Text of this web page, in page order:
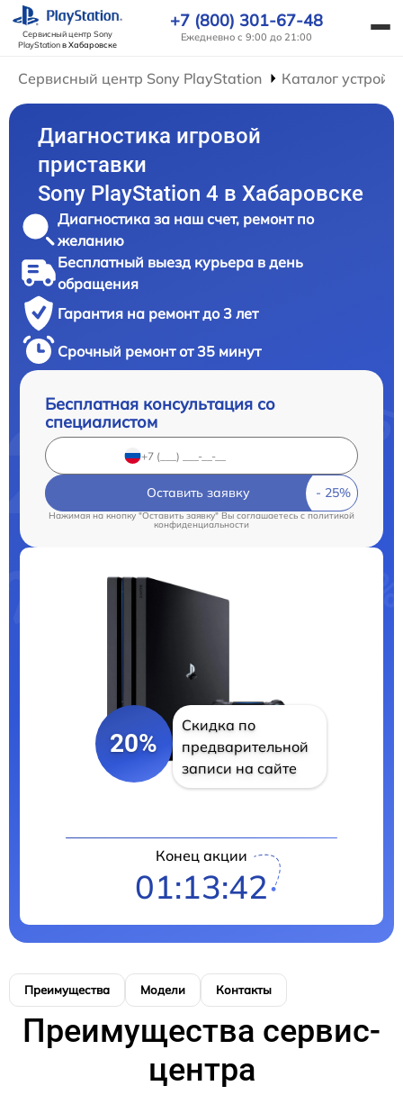
Сервисный центр Sony
PlayStationв Хабаровске
+7 (800) 301-67-48
Ежедневно с 9:00 до 21:00
Сервисный центр Sony PlayStation Каталог
Диагностика игровой
приставки
Sony PlayStation 4 в Хабаровске
Диагностика за наш счет, ремонт по
желанию
Бесплатный выезд курьера в день
обращения
Гарантия на ремонт до 3 лет
Срочный ремонт от 35 минут
Бесплатная консультация со
специалистом
Оставить заявку
Нажимая на кнопку "Оставить заявку" Вы соглашаетесь cполитикой
конфиденциальности
20%
Скидка по
предварительной
записи на сайте
Конец акции
01:13:42
Преимущества Модели Контакты
Преимущества сервис-
центра